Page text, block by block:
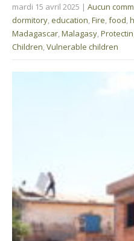
mardi 15 avril 2025 | Aucun
dormitory education Fire food
Madagascar Malagasy
Children Vulnerable children